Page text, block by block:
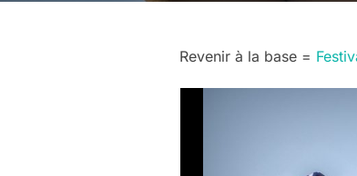
Revenir à la base =